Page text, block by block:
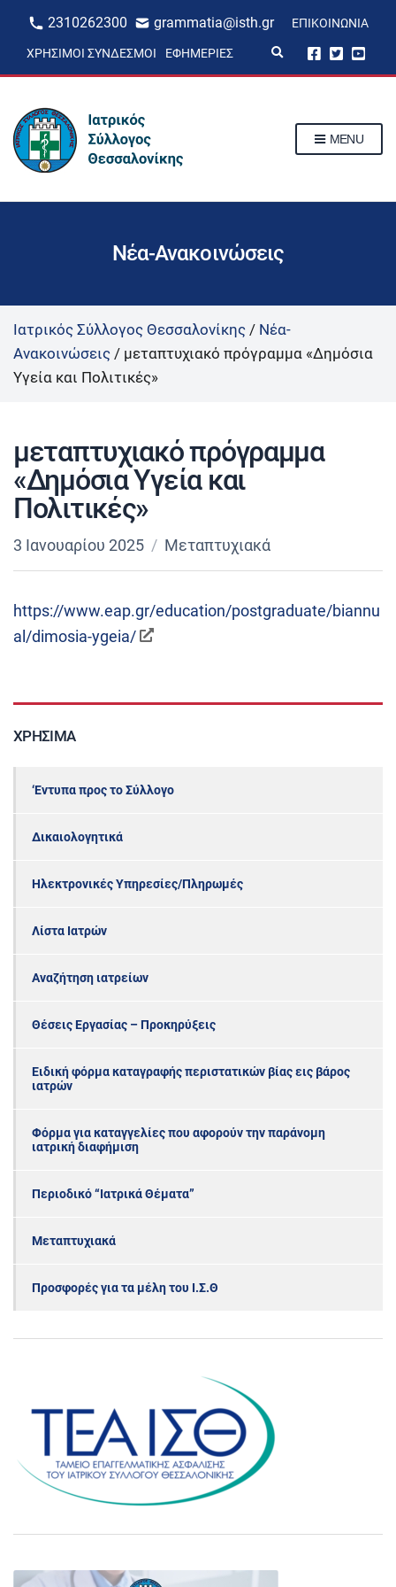
2310262300 grammatia@isth.gr ΕΠΙΚΟΙΝΩΝΊΑ
ΧΡΉΣΙΜΟΙ ΣΎΝΔΕΣΜΟΙ ΕΦΗΜΕΡΊΕΣ
p
m
MENU
Νέα-Ανακοινώσεις
Ιατρικός Σύλλογος Θεσσαλονίκης / Νέα-
Ανακοινώσεις / μεταπτυχιακό πρόγραμμα «Δημόσια
Υγεία και Πολιτικές»
μεταπτυχιακό πρόγραμμα
«Δημόσια Υγεία και
Πολιτικές»
3 Ιανουαρίου 2025 Μεταπτυχιακά
https://www.eap.gr/education/postgraduate/biannu
al/dimosia-ygeia/
ΧΡΉΣΙΜΑ
‘Εντυπα προς το Σύλλογο
Δικαιολογητικά
Ηλεκτρονικές Υπηρεσίες/Πληρωμές
Λίστα Ιατρών
Αναζήτηση ιατρείων
Θέσεις Εργασίας – Προκηρύξεις
Ειδική φόρμα καταγραφής περιστατικών βίας εις βάρος
ιατρών
Φόρμα για καταγγελίες που αφορούν την παράνομη
ιατρική διαφήμιση
Περιοδικό “Ιατρικά Θέματα”
Μεταπτυχιακά
Προσφορές για τα μέλη του Ι.Σ.Θ